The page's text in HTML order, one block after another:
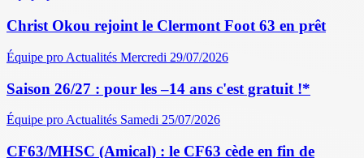
Christ Okou rejoint le Clermont Foot 63 en prêt
Équipe pro Actualités Mercredi 29/07/2026
Saison 26/27 : pour les –14 ans c'est gratuit !*
Équipe pro Actualités Samedi 25/07/2026
CF63/MHSC (Amical) : le CF63 cède en fin de